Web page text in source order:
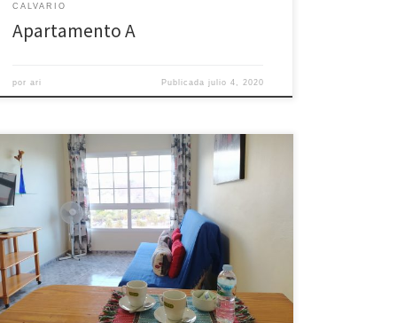
CALVARIO
Apartamento A
porari Publicada julio 4, 2020
Apartamento de un dormitorio que cuenta con cama
de matrimonio, baño completo y salón-cocina.